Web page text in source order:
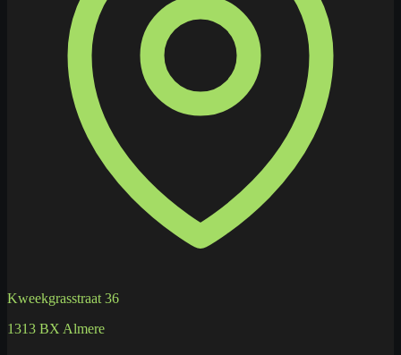
Kweekgrasstraat 36
1313 BX Almere